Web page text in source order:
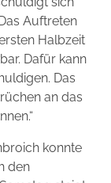
Auftreten
Halbzeit
Dafür kann
Das
an das
konnte
den